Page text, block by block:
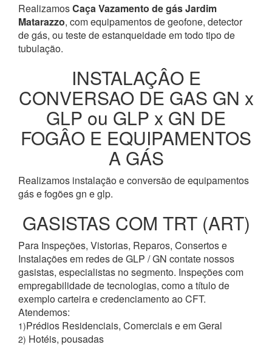
RealizamosCaça Vazamento de gás Jardim
Matarazzo, com equipamentos de geofone, detector
de gás, ou teste de estanqueidade em todo tipo de
tubulação.
INSTALAÇÂO E
CONVERSAO DE GAS GN x
GLP ou GLP x GN DE
FOGÂO E EQUIPAMENTOS
A GÁS
Realizamos instalação e conversão de equipamentos
gás e fogões gn e glp.
GASISTAS COM TRT (ART)
Para Inspeções, Vistorias, Reparos, Consertos e
Instalações em redes de GLP / GN contate nossos
gasistas, especialistas no segmento. Inspeções com
empregabilidade de tecnologias, como a título de
exemplo carteira e credenciamento ao CFT.
Atendemos:
1)Prédios Residenciais, Comerciais e em Geral
2) Hotéis, pousadas